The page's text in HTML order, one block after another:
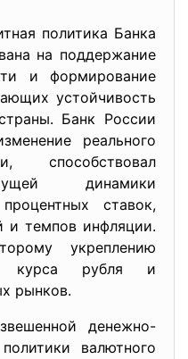
политика Банка
на поддержание
и формирование
устойчивость
Банк России
реального
динамики
ставок,
и темпов инфляции.
укреплению
курса рубля и
рынков.
денежно-
валютного